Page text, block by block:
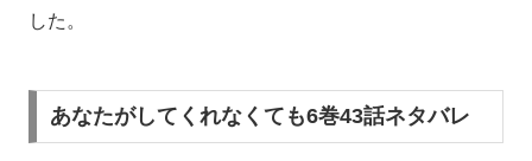
した。
あなたがしてくれなくても6巻43話ネタバレ